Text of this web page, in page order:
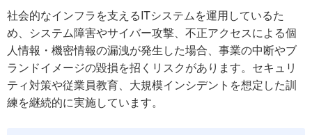
社会的なインフラを支えるITシステムを運用しているた
め、システム障害やサイバー攻撃、不正アクセスによる個
人情報・機密情報の漏洩が発生した場合、事業の中断やブ
ランドイメージの毀損を招くリスクがあります。セキュリ
ティ対策や従業員教育、大規模インシデントを想定した訓
練を継続的に実施しています。